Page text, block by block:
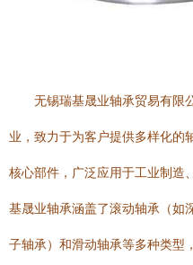
无锡瑞基晟业轴承贸易有限
业，致力于为客户提供多样化的
核心部件，广泛应用于工业制造
基晟业轴承涵盖了滚动轴承（如
子轴承）和滑动轴承等多种类型